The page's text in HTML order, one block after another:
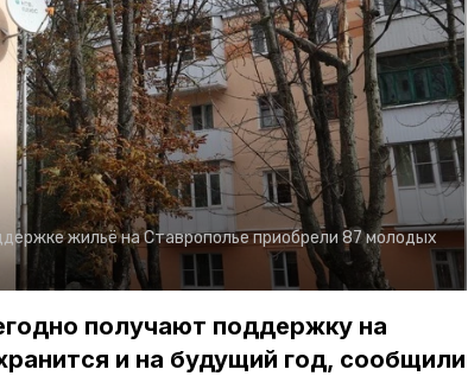
жильё на Ставрополье приобрели 87 молодых
получают поддержку на
и на будущий год, сообщили